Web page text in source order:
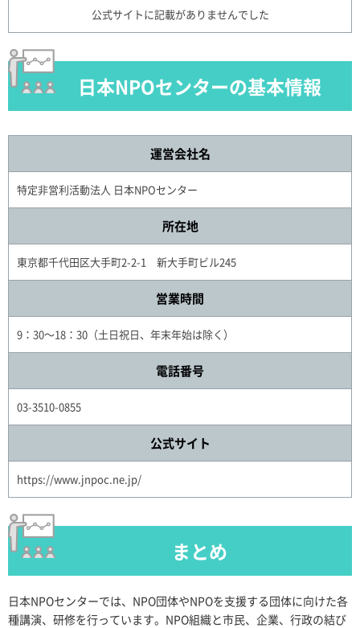
公式サイトに記載がありませんでした
日本NPOセンターの基本情報
運営会社名
特定非営利活動法人 日本NPOセンター
所在地
東京都千代田区大手町2-2-1 新大手町ビル245
営業時間
9：30～18：30（土日祝日、年末年始は除く）
電話番号
03-3510-0855
公式サイト
https://www.jnpoc.ne.jp/
まとめ
日本NPOセンターでは、NPO団体やNPOを支援する団体に向けた各
種講演、研修を行っています。NPO組織と市民、企業、行政の結び